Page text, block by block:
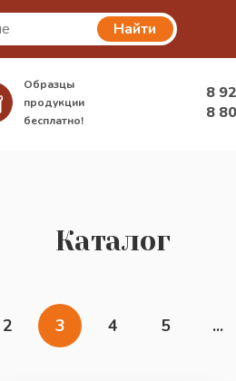
Найти
Образцы
продукции
бесплатно!
8
8
Каталог
2 3 4 5 ...